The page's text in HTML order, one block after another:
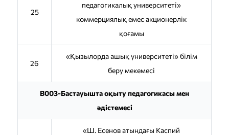
25
педагогикалық университеті»
коммерциялық емес акционерлік
қоғамы
26
«Қызылорда ашық университеті» білім
беру мекемесі
B003-Бастауышта оқыту педагогикасы мен
әдістемесі
«Ш. Есенов атындағы Каспий